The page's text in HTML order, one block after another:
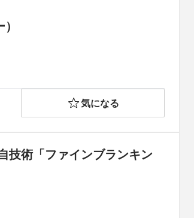
気になる
技術「ファインブランキン